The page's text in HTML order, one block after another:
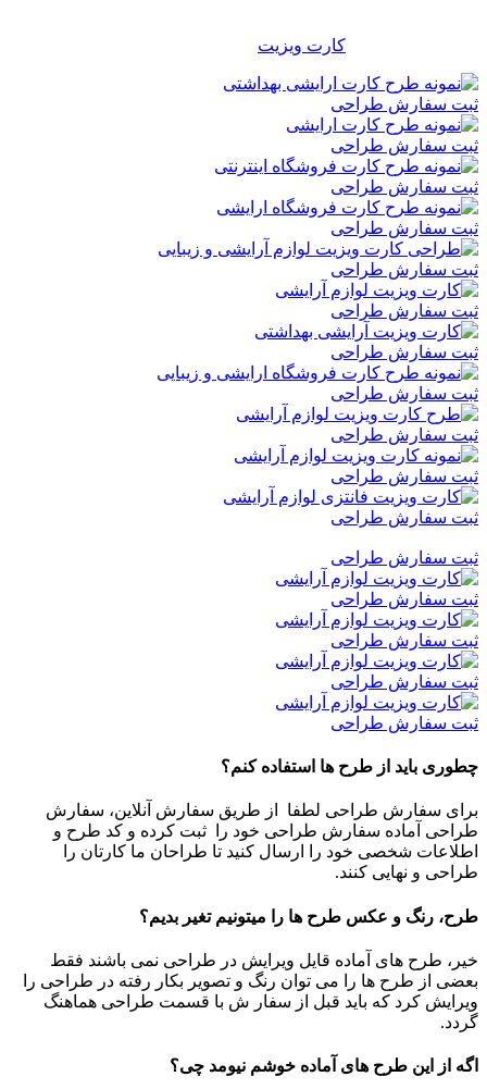
کارت ویزیت
ثبت سفارش طراحی
ثبت سفارش طراحی
ثبت سفارش طراحی
ثبت سفارش طراحی
ثبت سفارش طراحی
ثبت سفارش طراحی
ثبت سفارش طراحی
ثبت سفارش طراحی
ثبت سفارش طراحی
ثبت سفارش طراحی
ثبت سفارش طراحی
ثبت سفارش طراحی
ثبت سفارش طراحی
ثبت سفارش طراحی
ثبت سفارش طراحی
ثبت سفارش طراحی
چطوری باید از طرح ها استفاده کنم؟
برای سفارش طراحی لطفا از طریق سفارش آنلاین، سفارش
طراحی آماده سفارش طراحی خود را ثبت کرده و کد طرح و
اطلاعات شخصی خود را ارسال کنید تا طراحان ما کارتان را
طراحی و نهایی کنند.
طرح، رنگ و عکس طرح ها را میتونیم تغیر بدیم؟
خیر، طرح های آماده قایل ویرایش در طراحی نمی باشند فقط
بعضی از طرح ها را می توان رنگ و تصویر بکار رفته در طراحی را
ویرایش کرد که باید قبل از سفار ش با قسمت طراحی هماهنگ
گردد.
اگه از این طرح های آماده خوشم نیومد چی؟